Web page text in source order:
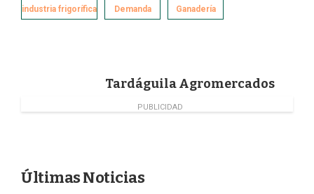
e
b
k
e
t
t
i
l
industria frigorífica Demanda Ganadería
Tardáguila Agromercados
PUBLICIDAD
Últimas Noticias